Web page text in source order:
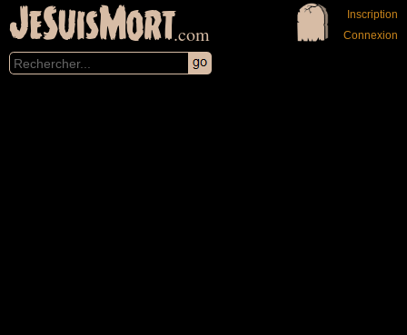
JeSuisMort.com
Inscription
Connexion